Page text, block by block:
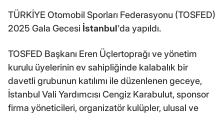
TÜRKİYE Otomobil Sporları Federasyonu (TOSFED)
2025 Gala Gecesi İstanbul'da yapıldı.
TOSFED Başkanı Eren Üçlertoprağı ve yönetim
kurulu üyelerinin ev sahipliğinde kalabalık bir
davetli grubunun katılımı ile düzenlenen geceye,
İstanbul Vali Yardımcısı Cengiz Karabulut, sponsor
firma yöneticileri, organizatör kulüpler, ulusal ve